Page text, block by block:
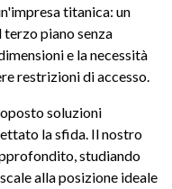
titanica: un
piano senza
e la necessità
restrizioni di accesso.
soluzioni
la sfida. Il nostro
studiando
alla posizione ideale